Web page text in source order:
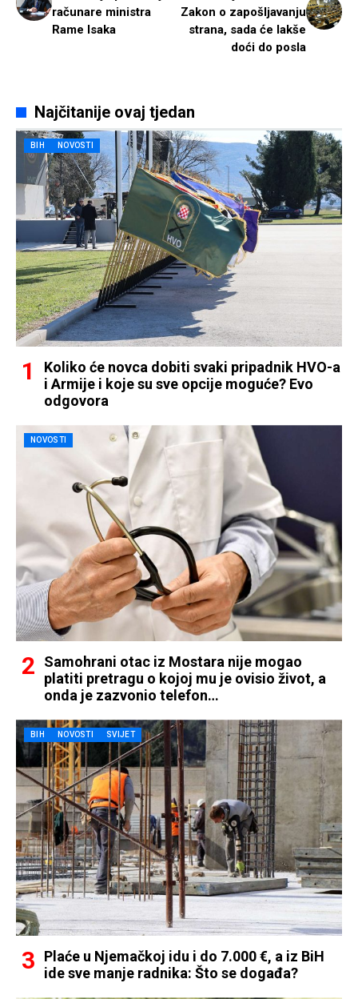
računare ministra
Rame Isaka
Zakon o zapošljavanju
strana, sada će lakše
doći do posla
Najčitanije ovaj tjedan
BIH NOVOSTI
Koliko će novca dobiti svaki pripadnik HVO-a
i Armije i koje su sve opcije moguće? Evo
odgovora
NOVOSTI
Samohrani otac iz Mostara nije mogao
platiti pretragu o kojoj mu je ovisio život, a
onda je zazvonio telefon…
BIH NOVOSTI SVIJET
Plaće u Njemačkoj idu i do 7.000 €, a iz BiH
ide sve manje radnika: Što se događa?